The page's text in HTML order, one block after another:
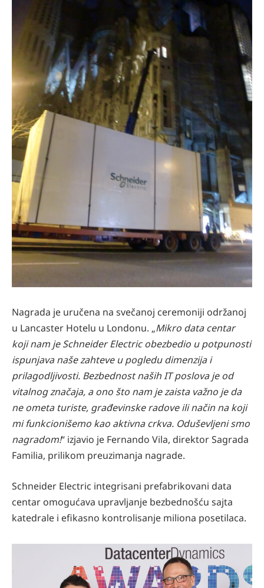
Nagrada je uručena na svečanoj ceremoniji održanoj
u Lancaster Hotelu u Londonu. „Mikro data centar
koji nam je Schneider Electric obezbedio u potpunosti
ispunjava naše zahteve u pogledu dimenzija i
prilagodljivosti. Bezbednost naših IT poslova je od
vitalnog značaja, a ono što nam je zaista važno je da
ne ometa turiste, građevinske radove ili način na koji
mi funkcionišemo kao aktivna crkva. Oduševljeni smo
nagradom!“ izjavio je Fernando Vila, direktor Sagrada
Familia, prilikom preuzimanja nagrade.
Schneider Electric integrisani prefabrikovani data
centar omogućava upravljanje bezbednošću sajta
katedrale i efikasno kontrolisanje miliona posetilaca.